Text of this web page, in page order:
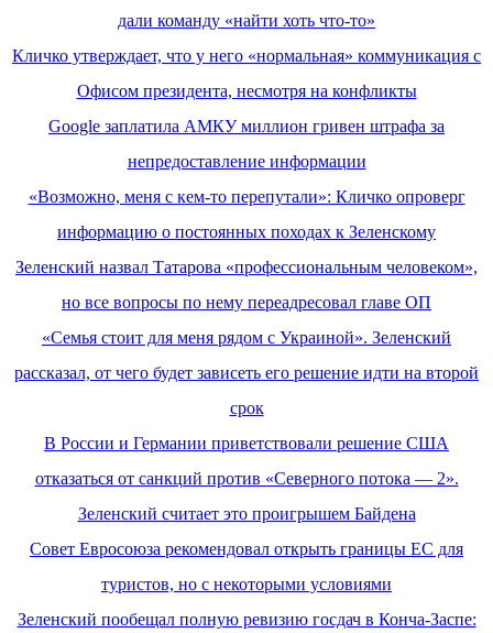
дали команду «найти хоть что-то»
Кличко утверждает, что у него «нормальная» коммуникация с
Офисом президента, несмотря на конфликты
Google заплатила АМКУ миллион гривен штрафа за
непредоставление информации
«Возможно, меня с кем-то перепутали»: Кличко опроверг
информацию о постоянных походах к Зеленскому
Зеленский назвал Татарова «профессиональным человеком»,
но все вопросы по нему переадресовал главе ОП
«Семья стоит для меня рядом с Украиной». Зеленский
рассказал, от чего будет зависеть его решение идти на второй
срок
В России и Германии приветствовали решение США
отказаться от санкций против «Северного потока — 2».
Зеленский считает это проигрышем Байдена
Совет Евросоюза рекомендовал открыть границы ЕС для
туристов, но с некоторыми условиями
Зеленский пообещал полную ревизию госдач в Конча-Заспе: